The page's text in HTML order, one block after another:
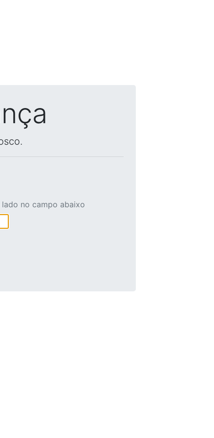
no campo abaixo